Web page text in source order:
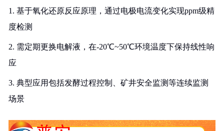
1. 基于氧化还原反应原理，通过电极电流变化实现ppm级精
度检测
2. 需定期更换电解液，在-20℃~50℃环境温度下保持线性响
应
3. 典型应用包括发酵过程控制、矿井安全监测等连续监测
场景